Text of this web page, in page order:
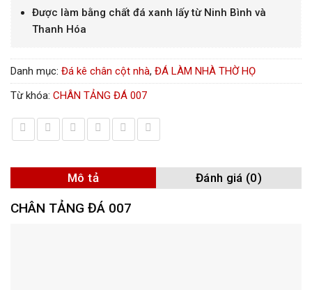
Được làm bằng chất đá xanh lấy từ Ninh Bình và
Thanh Hóa
Danh mục: Đá kê chân cột nhà, ĐÁ LÀM NHÀ THỜ HỌ
Từ khóa: CHÂN TẢNG ĐÁ 007
Mô tả Đánh giá (0)
CHÂN TẢNG ĐÁ 007